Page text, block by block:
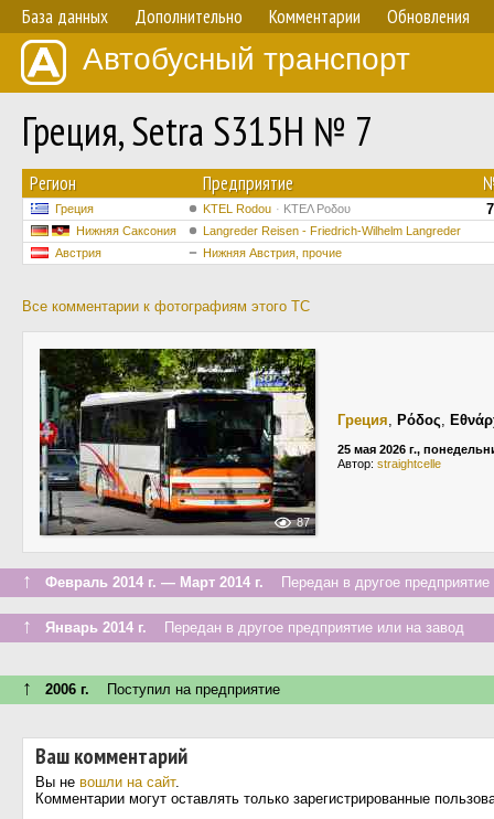
База данных Дополнительно Комментарии Обновления
Автобусный транспорт
Греция, Setra S315H № 7
Регион Предприятие
Греция ΚΤΕL Rodou ΚΤΕΛ Ροδου 7
Нижняя Саксония
Langreder Reisen - Friedrich-Wilhelm Langreder
Австрия
Нижняя Австрия, прочие
Все комментарии к фотографиям этого ТС
87
Греция, Ρόδος,
25 мая 2026 г.,
Автор: straightcelle
↑ Февраль 2014 г. — Март 2014 г. Передан в другое предприятие
↑ Январь 2014 г. Передан в другое предприятие или на завод
↑ 2006 г. Поступил на предприятие
Ваш комментарий
Вы не вошли на сайт.
Комментарии могут оставлять только зарегистрированные